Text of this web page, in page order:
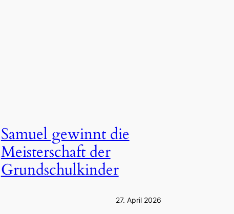
Samuel gewinnt die
Meisterschaft der
Grundschulkinder
27. April 2026